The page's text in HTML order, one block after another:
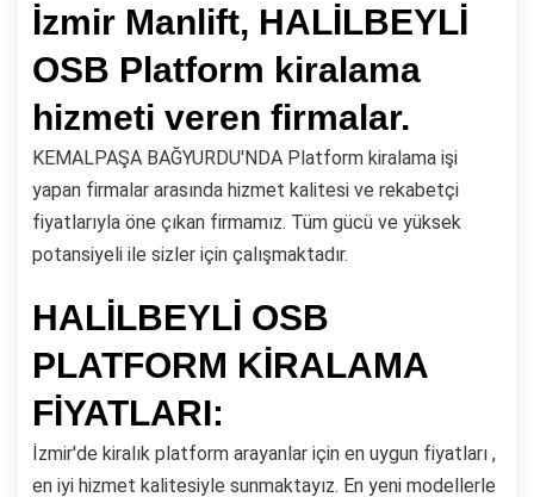
İzmir Manlift, HALİLBEYLİ
OSB Platform kiralama
hizmeti veren firmalar.
KEMALPAŞA BAĞYURDU'NDA Platform kiralama işi
yapan firmalar arasında hizmet kalitesi ve rekabetçi
fiyatlarıyla öne çıkan firmamız. Tüm gücü ve yüksek
potansiyeli ile sizler için çalışmaktadır.
HALİLBEYLİ OSB
PLATFORM KİRALAMA
FİYATLARI:
İzmir'de kiralık platform arayanlar için en uygun fiyatları ,
en iyi hizmet kalitesiyle sunmaktayız. En yeni modellerle